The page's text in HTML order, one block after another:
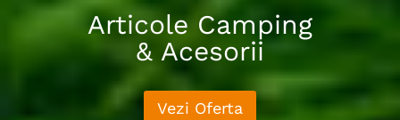
Articole Camping
& Acesorii
Vezi Oferta